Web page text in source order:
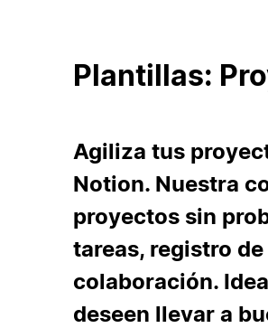
Plantillas:
Agiliza tus
Notion. Nuestra
proyectos sin
tareas, registro
colaboración.
deseen llevar a